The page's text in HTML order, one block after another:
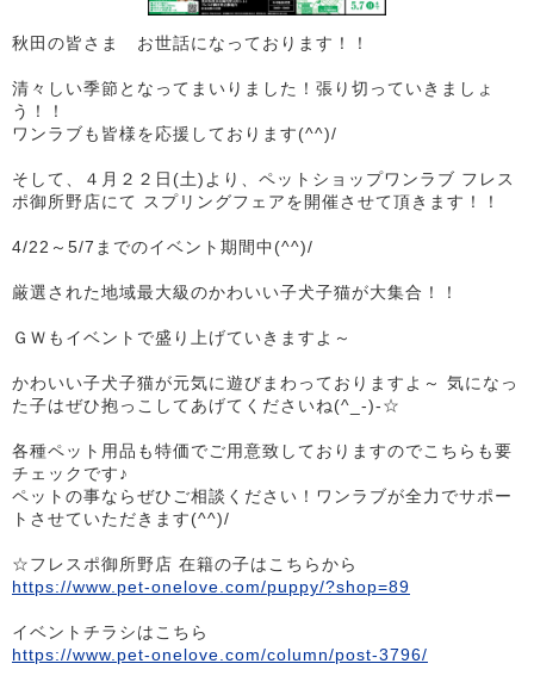
秋田の皆さま お世話になっております！！
清々しい季節となってまいりました！張り切っていきましょ
う！！
ワンラブも皆様を応援しております(^^)/
そして、４月２２日(土)より、ペットショップワンラブ フレス
ポ御所野店にて スプリングフェアを開催させて頂きます！！
4/22～5/7までのイベント期間中(^^)/
厳選された地域最大級のかわいい子犬子猫が大集合！！
ＧＷもイベントで盛り上げていきますよ～
かわいい子犬子猫が元気に遊びまわっておりますよ～ 気になっ
た子はぜひ抱っこしてあげてくださいね(^_-)-☆
各種ペット用品も特価でご用意致しておりますのでこちらも要
チェックです♪
ペットの事ならぜひご相談ください！ワンラブが全力でサポー
トさせていただきます(^^)/
☆フレスポ御所野店 在籍の子はこちらから
https://www.pet-onelove.com/puppy/?shop=89
イベントチラシはこちら
https://www.pet-onelove.com/column/post-3796/